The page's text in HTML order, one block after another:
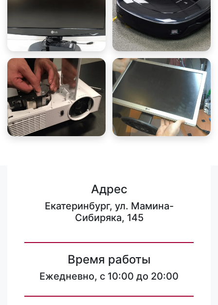
Адрес
Екатеринбург, ул. Мамина-
Сибиряка, 145
Время работы
Ежедневно, с 10:00 до 20:00